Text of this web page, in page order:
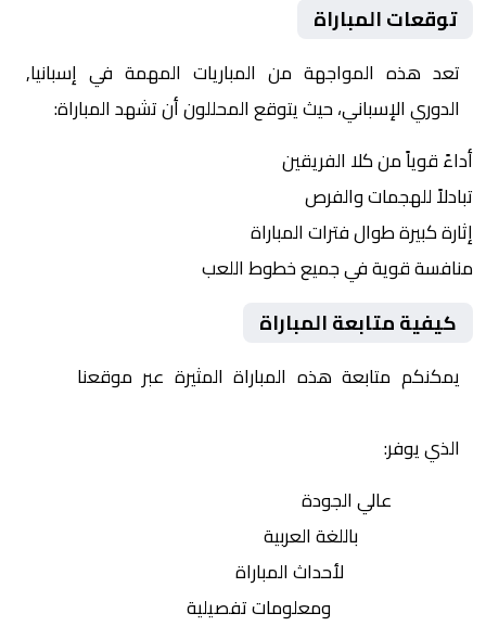
توقعات المباراة
تعد هذه المواجهة من المباريات المهمة في إسبانيا,
الدوري الإسباني، حيث يتوقع المحللون أن تشهد المباراة:
أداءً قوياً من كلا الفريقين
تبادلاً للهجمات والفرص
إثارة كبيرة طوال فترات المباراة
منافسة قوية في جميع خطوط اللعب
كيفية متابعة المباراة
يمكنكم متابعة هذه المباراة المثيرة عبر موقعنا
الذي يوفر:
عالي الجودة
باللغة العربية
لأحداث المباراة
ومعلومات تفصيلية